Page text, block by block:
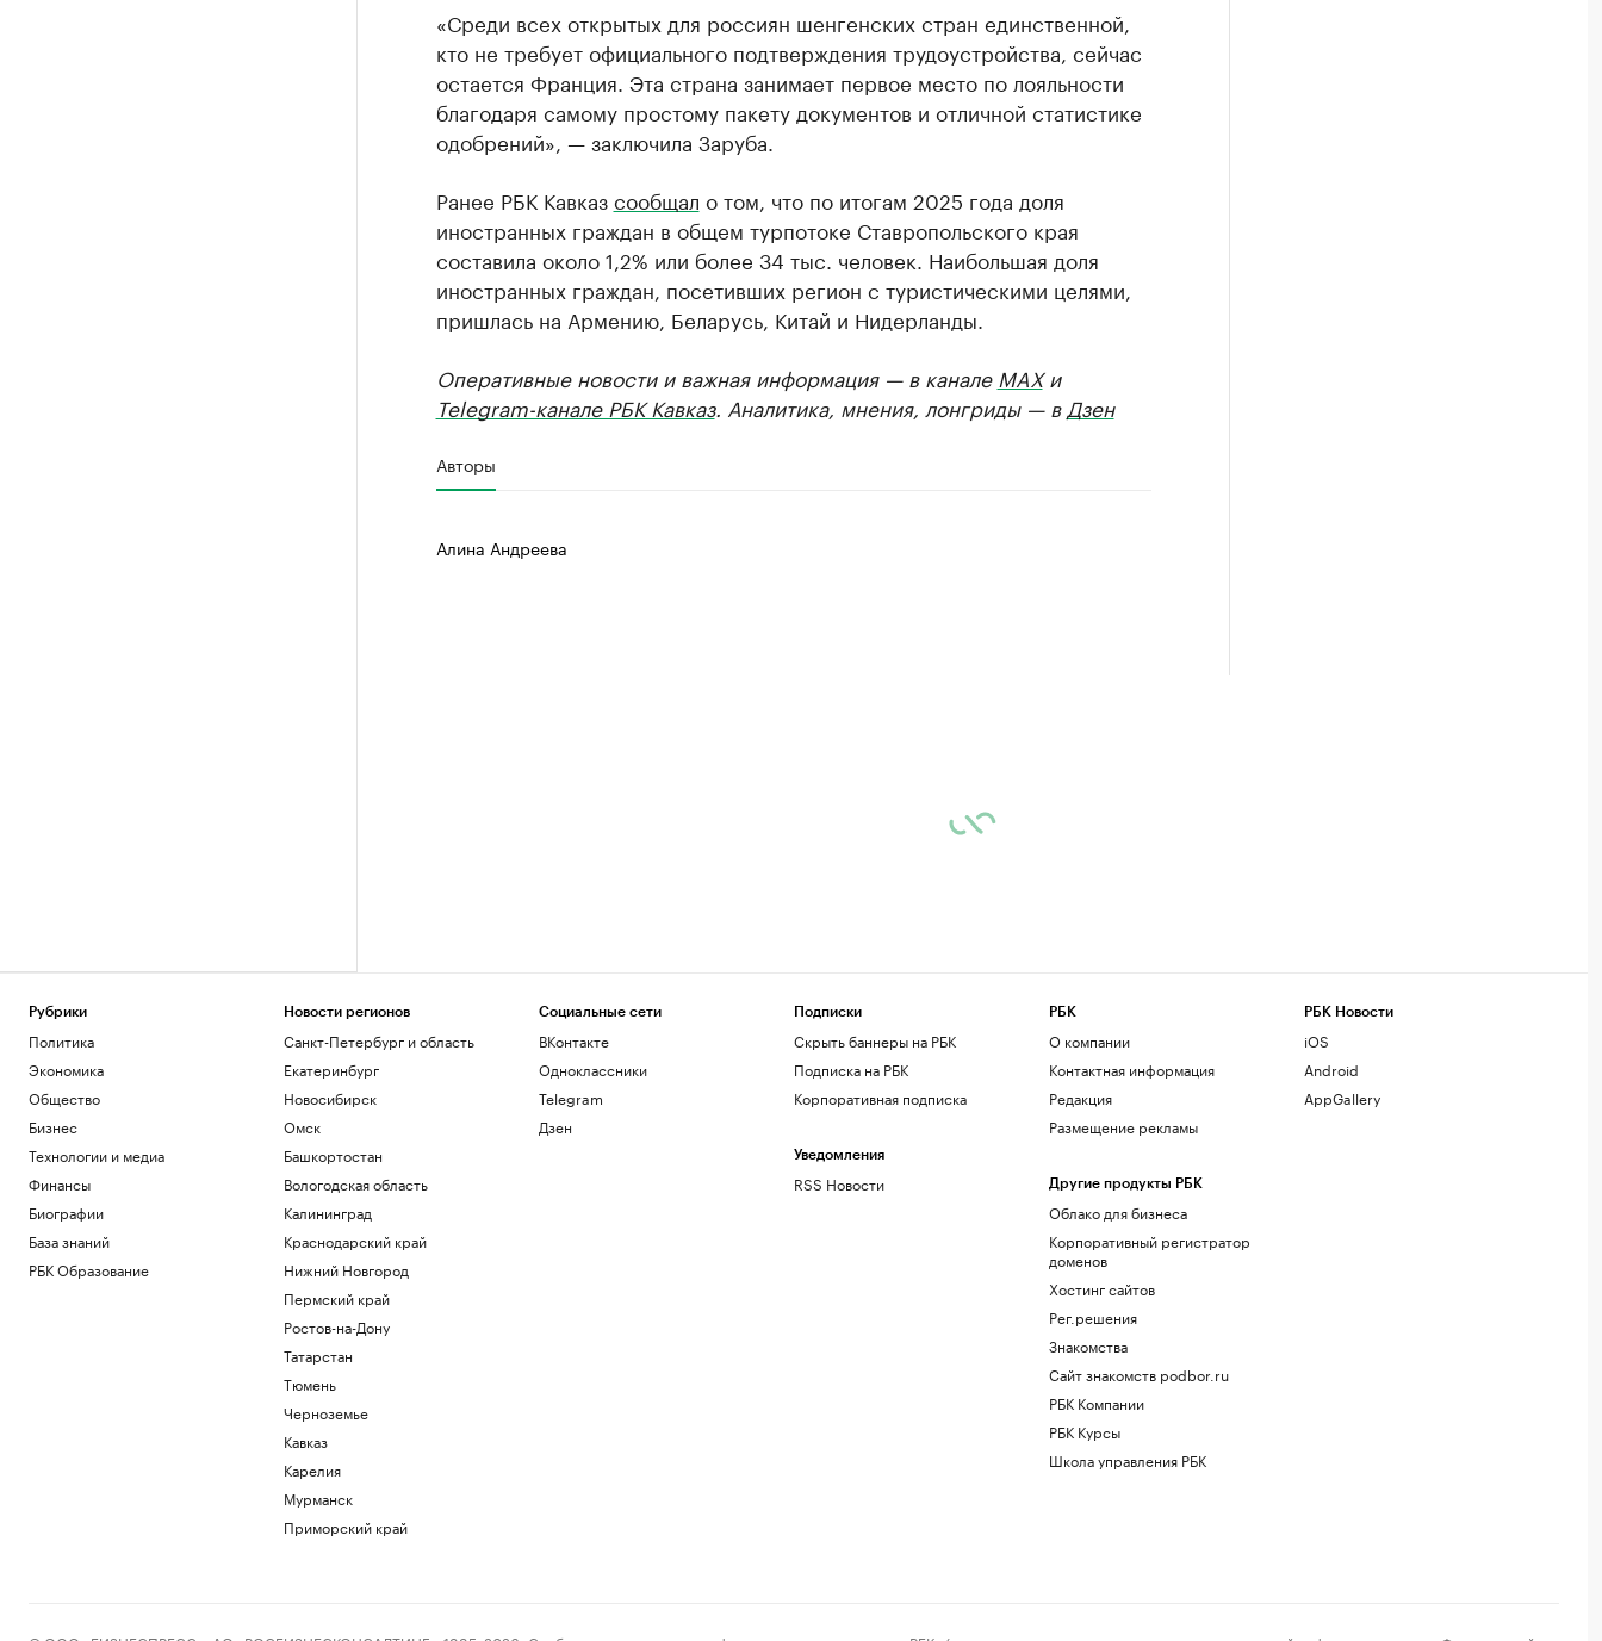
«Среди всех открытых для россиян шенгенских стран единственной,
кто не требует официального подтверждения трудоустройства, сейчас
остается Франция. Эта страна занимает первое место по лояльности
благодаря самому простому пакету документов и отличной статистике
одобрений», — заключила Заруба.
Ранее РБК Кавказсообщал о том, что по итогам 2025 года доля
иностранных граждан в общем турпотоке Ставропольского края
составила около 1,2% или более 34 тыс. человек. Наибольшая доля
иностранных граждан, посетивших регион с туристическими целями,
пришлась на Армению, Беларусь, Китай и Нидерланды.
Оперативные новости и важная информация — в канале MAXи
Telegram-канале РБК Кавказ. Аналитика, мнения, лонгриды — в Дзен
Авторы
Алина Андреева
Рубрики
Политика
Экономика
Общество
Бизнес
Технологии и медиа
Финансы
Биографии
База знаний
РБК Образование
Новости регионов
Санкт-Петербург и область
Екатеринбург
Новосибирск
Омск
Башкортостан
Вологодская область
Калининград
Краснодарский край
Нижний Новгород
Пермский край
Ростов-на-Дону
Татарстан
Тюмень
Черноземье
Кавказ
Карелия
Мурманск
Приморский край
Социальные сети
ВКонтакте
Одноклассники
Telegram
Дзен
Подписки
Скрыть баннеры на РБК
Подписка на РБК
Корпоративная подписка
Уведомления
RSS Новости
РБК
О компании
Контактная информация
Редакция
Размещение рекламы
Другие продукты РБК
Облако для бизнеса
Корпоративный регистратор
доменов
Хостинг сайтов
Рег.решения
Знакомства
Сайт знакомств podbor.ru
РБК Компании
РБК Курсы
Школа управления РБК
РБК Новости
iOS
Android
AppGallery